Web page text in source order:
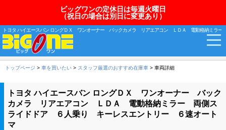
ビッグワンの定休日は毎週火曜日
（祝日の場合は別日に変更あり）
トヨタ ハイエースバン ロングＤＸ ワンオーナー バックカメラ リアエアコン ＬＤＡ 電動格納ミラ
トップページ > 車を買いたい > スタッフ厳選のおすすめ在庫車 > 車両詳細
トヨタ ハイエースバン ロングＤＸ ワンオーナー バック
カメラ リアエアコン ＬＤＡ 電動格納ミラー 両側ス
ライドドア ６人乗り キーレスエントリー ６速オート
マ